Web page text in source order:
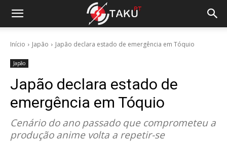
Início Japão Japão declara estado de emergência em Tóquio
Japão
Japão declara estado de
emergência em Tóquio
Cenário do ano passado que comprometeu a
produção anime volta a repetir-se